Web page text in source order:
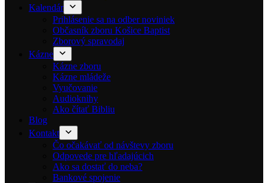
Kalendár
Prihlásenie sa na odber noviniek
Občasník zboru Košice Baptist
Zborový spravodaj
Kázne
Kázne zboru
Kázne mládeže
Vyučovanie
Audioknihy
Ako čítať Bibliu
Blog
Kontakt
Čo očakávať od návštevy zboru
Odpovede pre hľadajúcich
Ako sa dostať do neba?
Bankové spojenie